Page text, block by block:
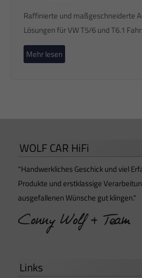
Raffinierte und maßgeschneiderte
Lösungen für VW T5/6 und T6.1
Mehr lesen
WOLF CAR HiFi
"Handwerkliches Geschick und viel
Produkte und erstklassige
ausgefallenen Wünsche gut klingen."
Links